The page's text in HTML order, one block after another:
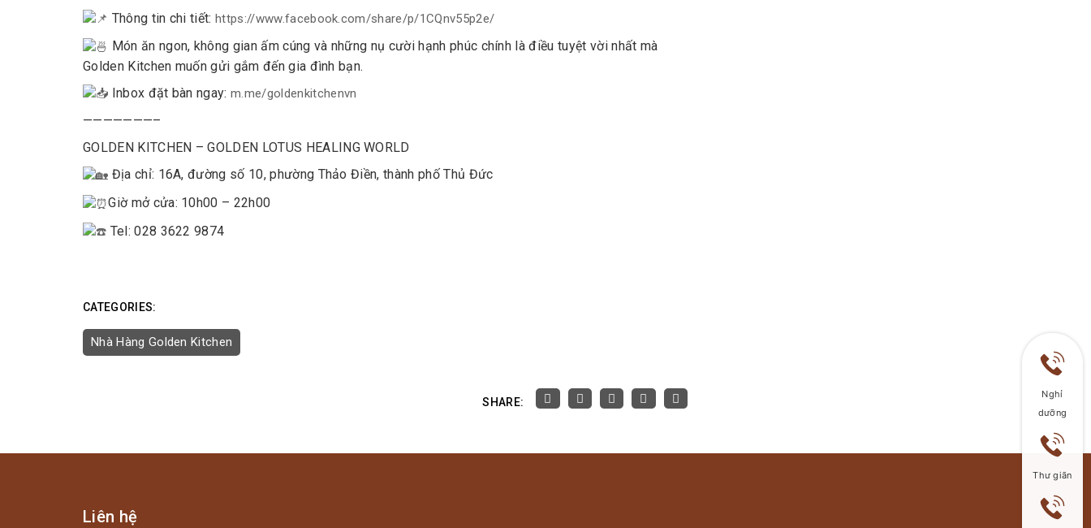
Thông tin chi tiết:https://www.facebook.com/share/p/1CQnv55p2e/
Món ăn ngon, không gian ấm cúng và những nụ cười hạnh phúc chính là điều tuyệt vời nhất mà
Golden Kitchen muốn gửi gắm đến gia đình bạn.
Inbox đặt bàn ngay:m.me/goldenkitchenvn
———————–
GOLDEN KITCHEN – GOLDEN LOTUS HEALING WORLD
Địa chỉ: 16A, đường số 10, phường Thảo Điền, thành phố Thủ Đức
Giờ mở cửa: 10h00 – 22h00
Tel: 028 3622 9874
CATEGORIES:
Nhà Hàng Golden Kitchen
SHARE:
Liên hệ
Nghỉ
dưỡng
Thư giãn